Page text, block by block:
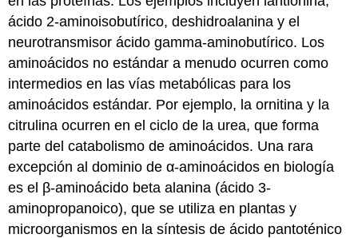
ácido 2-aminoisobutírico, deshidroalanina y el
neurotransmisor ácido gamma-aminobutírico. Los
aminoácidos no estándar a menudo ocurren como
intermedios en las vías metabólicas para los
aminoácidos estándar. Por ejemplo, la ornitina y la
citrulina ocurren en el ciclo de la urea, que forma
parte del catabolismo de aminoácidos. Una rara
excepción al dominio de α-aminoácidos en biología
es el β-aminoácido beta alanina (ácido 3-
aminopropanoico), que se utiliza en plantas y
microorganismos en la síntesis de ácido pantoténico